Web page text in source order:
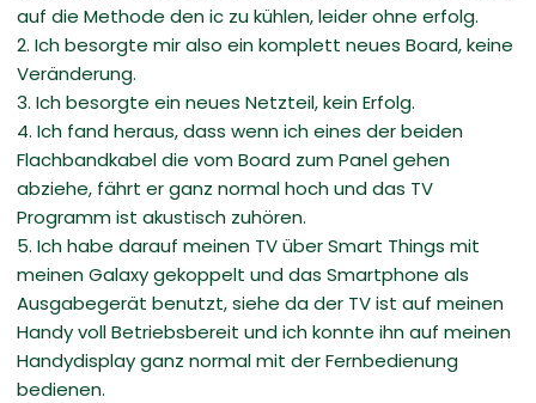
auf die Methode den ic zu kühlen, leider ohne erfolg.
2. Ich besorgte mir also ein komplett neues Board, keine
Veränderung.
3. Ich besorgte ein neues Netzteil, kein Erfolg.
4. Ich fand heraus, dass wenn ich eines der beiden
Flachbandkabel die vom Board zum Panel gehen
abziehe, fährt er ganz normal hoch und das TV
Programm ist akustisch zuhören.
5. Ich habe darauf meinen TV über Smart Things mit
meinen Galaxy gekoppelt und das Smartphone als
Ausgabegerät benutzt, siehe da der TV ist auf meinen
Handy voll Betriebsbereit und ich konnte ihn auf meinen
Handydisplay ganz normal mit der Fernbedienung
bedienen.